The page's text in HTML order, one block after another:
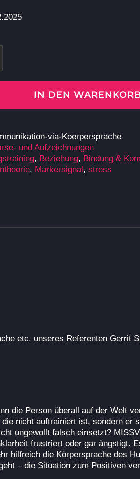
IN DEN
via-Koerpersprache
und Aufzeichnungen
, Beziehung, Bindung &
, Markersignal, stress
etc. unseres Referenten Gerrit
die Person überall auf der Welt
nicht auftrainiert ist, sondern er
ungewollt falsch einsetzt?
frustriert oder gar ängstigt.
hilfreich die Körpersprache des
– die Situation zum Positiven